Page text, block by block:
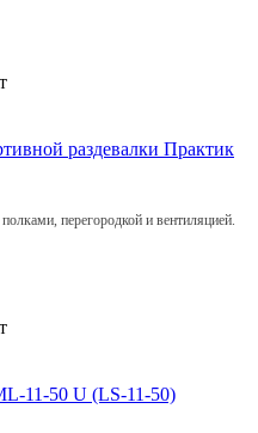
раздевалки Практик
перегородкой и вентиляцией.
11-50 U (LS-11-50)